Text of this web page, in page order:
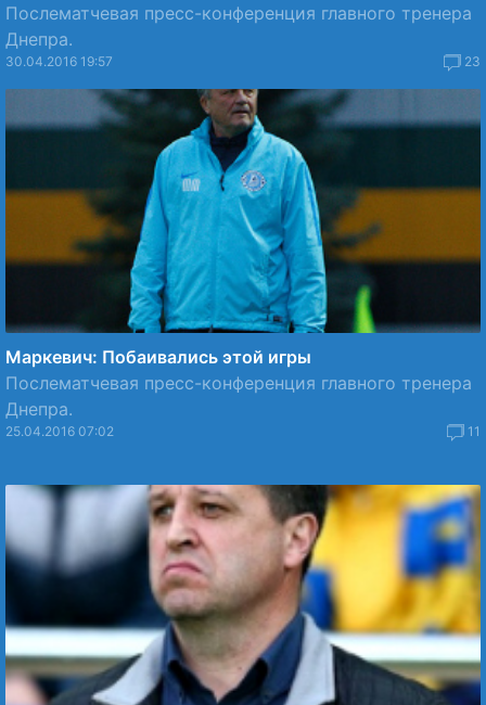
Послематчевая пресс-конференция главного тренера
Днепра.
30.04.2016 19:57 23
Маркевич: Побаивались этой игры
Послематчевая пресс-конференция главного тренера
Днепра.
25.04.2016 07:02 11